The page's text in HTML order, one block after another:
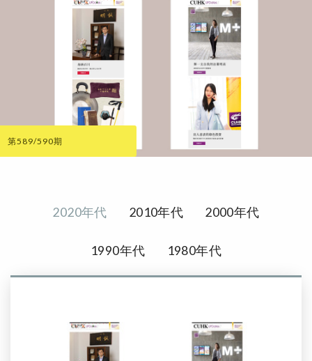
第589/590期
2020年代 2010年代 2000年代
1990年代 1980年代